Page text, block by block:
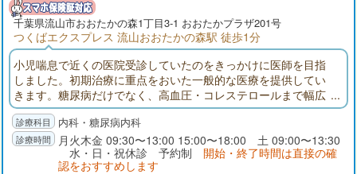
千葉県流山市おおたかの森1丁目3-1 おおたかプラザ201号
つくばエクスプレス 流山おおたかの森駅 徒歩1分
小児喘息で近くの医院受診していたのをきっかけに医師を目指
しました。初期治療に重点をおいた一般的な医療を提供してい
きます。糖尿病だけでなく、高血圧・コレステロールまで幅広
く、初期診断治療を重点に診療しています。糖尿病は、2型糖尿
病がメインとなりますが、健診で糖を指摘された時の精密検
査、妊娠糖尿病の出産前後のフォロー、インスリン治療も行っ
ております。どうぞお気軽にご来院ください。
内科・糖尿病内科
月火木金 09:30〜13:00 15:00〜18:00 土 09:00〜13:30
水・日・祝休診 予約制 開始・終了時間は直接の確
認をおすすめします